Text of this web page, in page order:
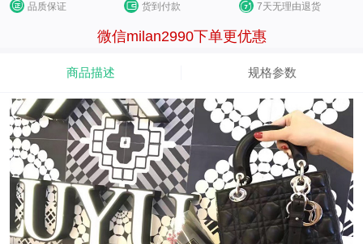
品质保证 货到付款 7天无理由退货
微信milan2990下单更优惠
商品描述 规格参数